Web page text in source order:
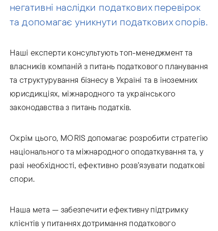
негативні наслідки податкових перевірок
та допомагає уникнути податкових спорів.
Наші експерти консультують топ-менеджмент та
власників компаній з питань податкового планування
та структурування бізнесу в Україні та в іноземних
юрисдикціях, міжнародного та українського
законодавства з питань податків.
Окрім цього, MORIS допомагає розробити стратегію
національного та міжнародного оподаткування та, у
разі необхідності, ефективно розв’язувати податкові
спори.
Наша мета — забезпечити ефективну підтримку
клієнтів у питаннях дотримання податкового